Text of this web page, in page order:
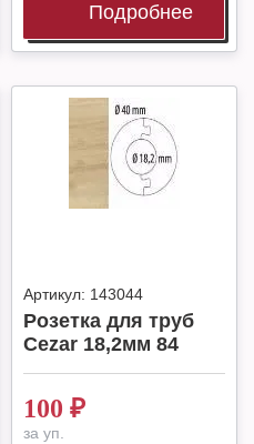
Подробнее
Артикул: 143044
Розетка для труб
Cezar 18,2мм 84
100 ₽
за уп.